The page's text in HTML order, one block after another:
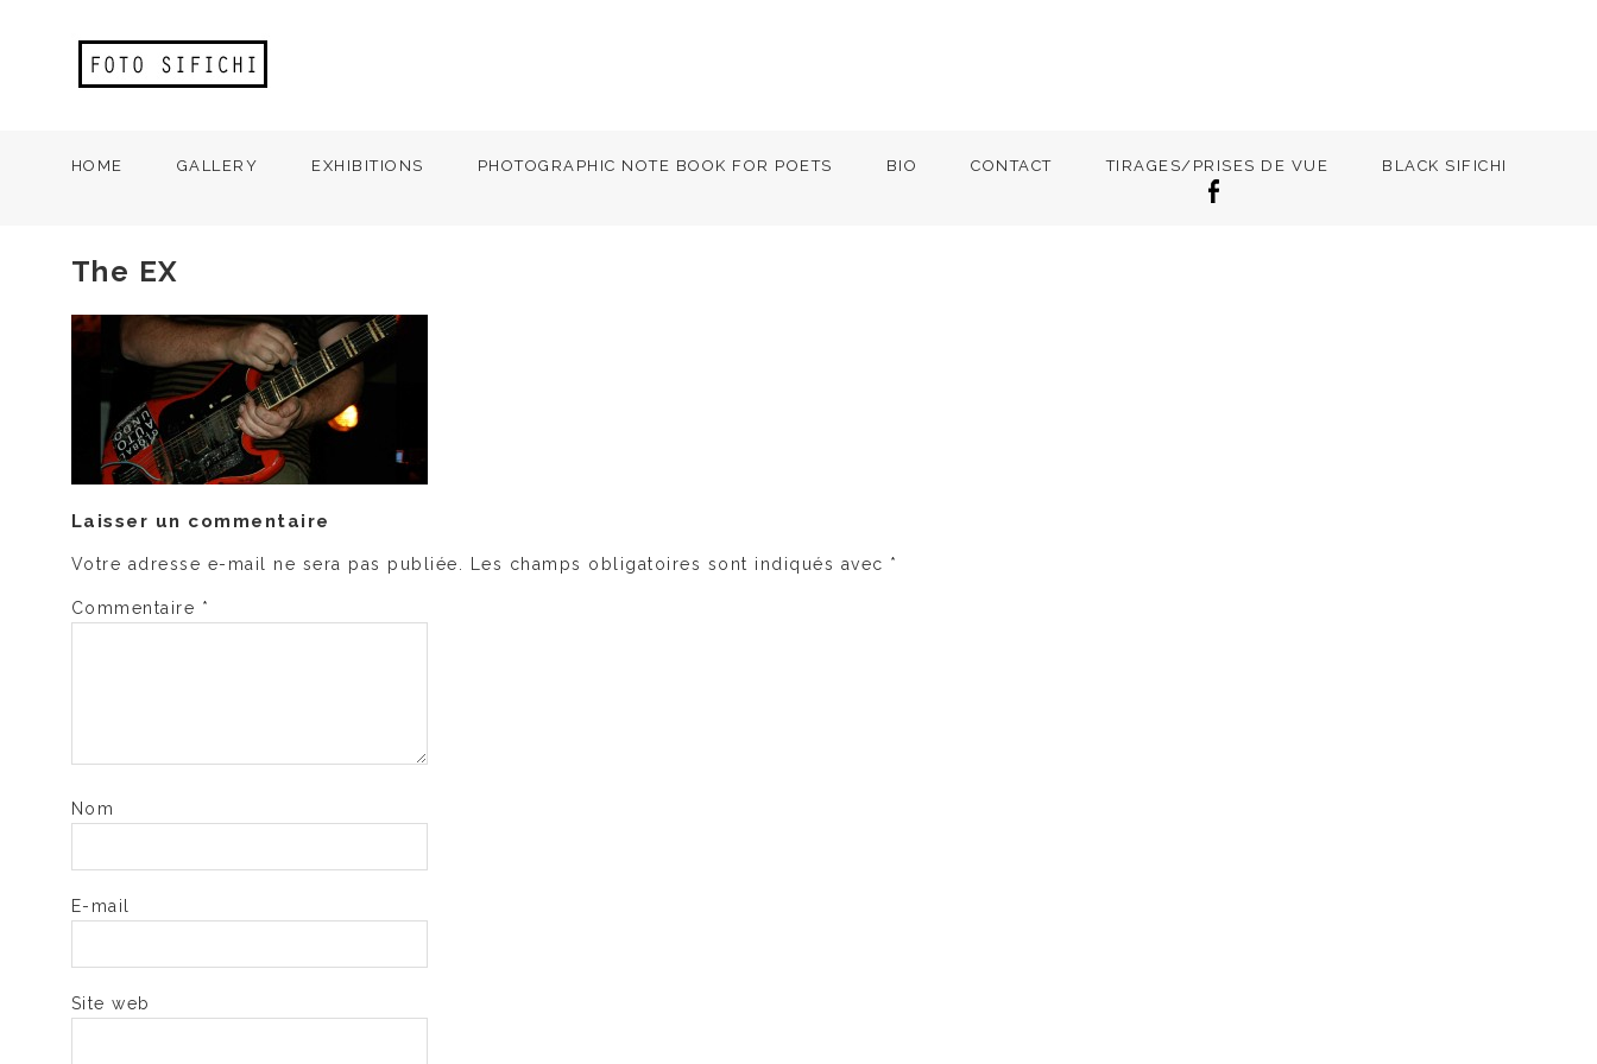
HOME GALLERY EXHIBITIONS PHOTOGRAPHIC NOTE BOOK FOR POETS BIO CONTACT TIRAGES/PRISES DE VUE BLACK SIFICHI
The EX
Laisser un commentaire
Votre adresse e-mail ne sera pas publiée. Les champs obligatoires sont indiqués avec *
Commentaire *
Nom
E-mail
Site web